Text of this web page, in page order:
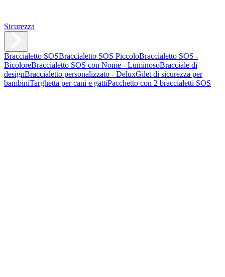
Sicurezza
Braccialetto SOSBraccialetto SOS PiccoloBraccialetto SOS -
BicoloreBraccialetto SOS con Nome - LuminosoBracciale di
designBraccialetto personalizzato - DeluxGilet di sicurezza per
bambiniTarghetta per cani e gattiPacchetto con 2 braccialetti SOS